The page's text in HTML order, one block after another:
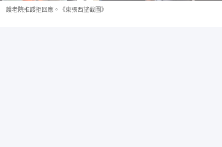
護老院推諉拒回應。《東張西望截圖》